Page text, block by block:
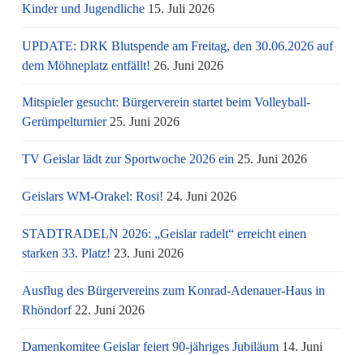
Kinder und Jugendliche 15. Juli 2026
UPDATE: DRK Blutspende am Freitag, den 30.06.2026 auf
dem Möhneplatz entfällt! 26. Juni 2026
Mitspieler gesucht: Bürgerverein startet beim Volleyball-
Gerümpelturnier 25. Juni 2026
TV Geislar lädt zur Sportwoche 2026 ein 25. Juni 2026
Geislars WM-Orakel: Rosi! 24. Juni 2026
STADTRADELN 2026: „Geislar radelt“ erreicht einen
starken 33. Platz! 23. Juni 2026
Ausflug des Bürgervereins zum Konrad-Adenauer-Haus in
Rhöndorf 22. Juni 2026
Damenkomitee Geislar feiert 90-jähriges Jubiläum 14. Juni